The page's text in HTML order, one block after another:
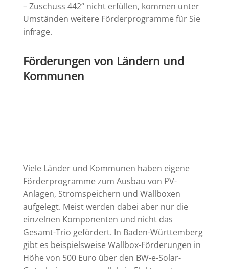
– Zuschuss 442“ nicht erfüllen, kommen unter
Umständen weitere Förderprogramme für Sie
infrage.
Förderungen von Ländern und
Kommunen
Viele Länder und Kommunen haben eigene
Förderprogramme zum Ausbau von PV-
Anlagen, Stromspeichern und Wallboxen
aufgelegt. Meist werden dabei aber nur die
einzelnen Komponenten und nicht das
Gesamt-Trio gefördert. In Baden-Württemberg
gibt es beispielsweise Wallbox-Förderungen in
Höhe von 500 Euro über den BW-e-Solar-